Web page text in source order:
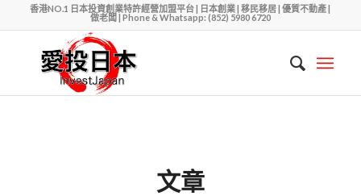
香港NO.1 日本投資創業特許經營加盟平台 | 日本創業 | 移民移居 | 優質不動產 |
做老闆 | Phone & Whatsapp: (852) 5980 6720
文章